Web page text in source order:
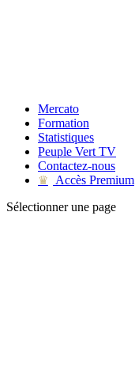
Mercato
Formation
Statistiques
Peuple Vert TV
Contactez-nous
♛
Accès Premium
Sélectionner une page